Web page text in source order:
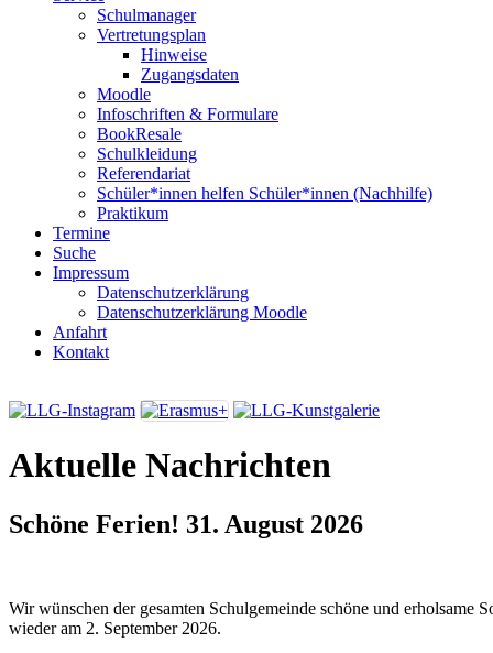
Schulmanager
Vertretungsplan
Hinweise
Zugangsdaten
Moodle
Infoschriften & Formulare
BookResale
Schulkleidung
Referendariat
Schüler*innen helfen Schüler*innen (Nachhilfe)
Praktikum
Termine
Suche
Impressum
Datenschutzerklärung
Datenschutzerklärung Moodle
Anfahrt
Kontakt
Aktuelle Nachrichten
Schöne Ferien! 31. August 2026
Wir wünschen der gesamten Schulgemeinde schöne und erholsame
wieder am 2. September 2026.